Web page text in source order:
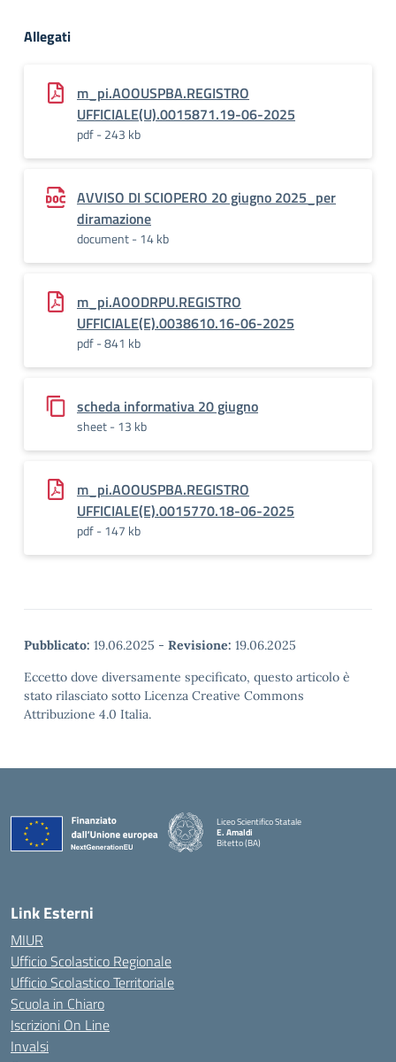
Allegati
m_pi.AOOUSPBA.REGISTRO
UFFICIALE(U).0015871.19-06-2025
pdf - 243 kb
AVVISO DI SCIOPERO 20 giugno 2025_per
diramazione
document - 14 kb
m_pi.AOODRPU.REGISTRO
UFFICIALE(E).0038610.16-06-2025
pdf - 841 kb
scheda informativa 20 giugno
sheet - 13 kb
m_pi.AOOUSPBA.REGISTRO
UFFICIALE(E).0015770.18-06-2025
pdf - 147 kb
Pubblicato: 19.06.2025 - Revisione: 19.06.2025
Eccetto dove diversamente specificato, questo articolo è
stato rilasciato sotto Licenza Creative Commons
Attribuzione 4.0 Italia.
Liceo Scientifico Statale
E. Amaldi
Bitetto (BA)
Link Esterni
MIUR
Ufficio Scolastico Regionale
Ufficio Scolastico Territoriale
Scuola in Chiaro
Iscrizioni On Line
Invalsi